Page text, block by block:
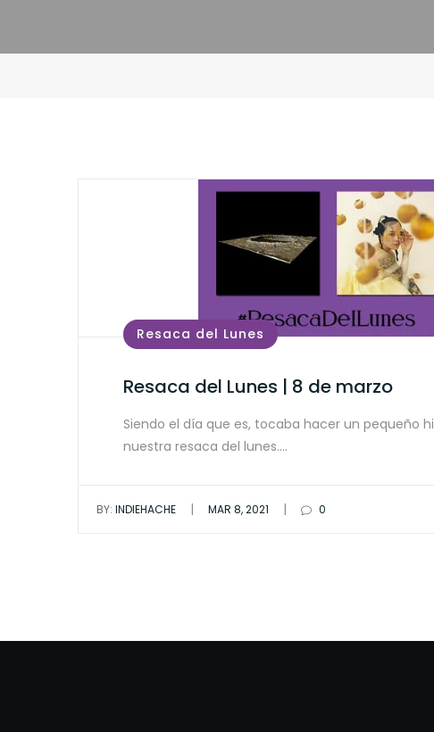
Resaca del Lunes
Resaca del Lunes | 8 de marzo
Siendo el día que es, tocaba hacer un pequeño
nuestra resaca del lunes.…
BY: INDIEHACHE | MAR 8, 2021 | 0